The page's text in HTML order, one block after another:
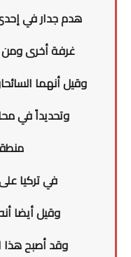
هدم جدار في
غرفة أخرى ومن
وقيل أنهما
وتحديداً في
في تركيا
وقيل أيضا أنه ٨٥ متر تحت سطح
وقد أصبح هذا